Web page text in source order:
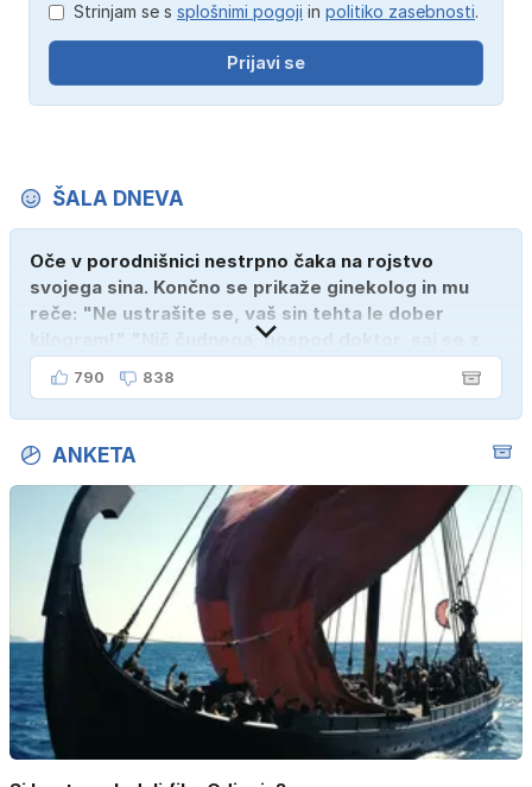
Strinjam se s splošnimi pogoji in politiko zasebnosti.
Prijavi se
ŠALA DNEVA
Oče v porodnišnici nestrpno čaka na rojstvo
svojega sina. Končno se prikaže ginekolog in mu
reče: "Ne ustrašite se, vaš sin tehta le dober
kilogram!" "Nič čudnega, gospod doktor, saj se z
ženo poznava šele tri mesece."
790 838
ANKETA